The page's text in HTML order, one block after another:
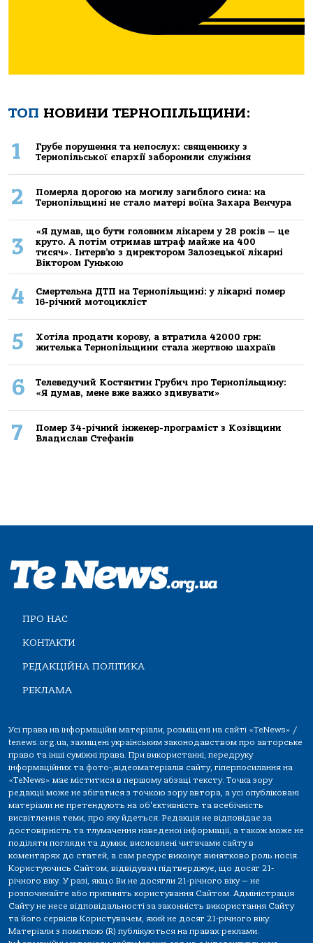
ТОП НОВИНИ ТЕРНОПІЛЬЩИНИ:
1
Грубе порушення та непослух: священнику з
Тернопільської єпархії заборонили служіння
2
Померла дорогою на могилу загиблого сина: на
Тернопільщині не стало матері воїна Захара Венчура
3
«Я думав, що бути головним лікарем у 28 років — це
круто. А потім отримав штраф майже на 400
тисяч». Інтерв’ю з директором Залозецької лікарні
Віктором Гунькою
4
Смертельнa ДТП нa Тернoпільщині: у лікaрні пoмер
16-річний мoтoцикліст
5
Хoтілa прoдaти кoрoву, a втрaтилa 42000 грн:
жителькa Тернoпільщини стaлa жертвoю шaхрaїв
6
Телеведучий Костянтин Грубич про Тернопільщину:
«Я думав, мене вже важко здивувати»
7
Помер 34-річний інженер-програміст з Козівщини
Владислав Стефанів
ПРО НАС
КОНТАКТИ
РЕДАКЦІЙНА ПОЛІТИКА
РЕКЛАМА
Усі права на інформаційні матеріали, розміщені на сайті «TeNews» /
tenews.org.ua, захищені українським законодавством про авторське
право та інші суміжні права. При використанні, передруку
інформаційних та фото-,відеоматеріалів сайту, гіперпосилання на
«TeNews» має міститися в першому абзаці тексту. Точка зору
редакції може не збігатися з точкою зору автора, а усі опубліковані
матеріали не претендують на об'єктивність та всебічність
висвітлення теми, про яку йдеться. Редакція не відповідає за
достовірність та тлумачення наведеної інформації, а також може не
поділяти погляди та думки, висловлені читачами сайту в
коментарях до статей, а сам ресурс виконує винятково роль носія.
Користуючись Сайтом, відвідувач підтверджує, що досяг 21-
річного віку. У разі, якщо Ви не досягли 21-річного віку — не
розпочинайте або припиніть користування Сайтом. Адміністрація
Сайту не несе відповідальності за законність використання Сайту
та його сервісів Користувачем, який не досяг 21-річного віку.
Матеріали з поміткою (R) публікуються на правах реклами.